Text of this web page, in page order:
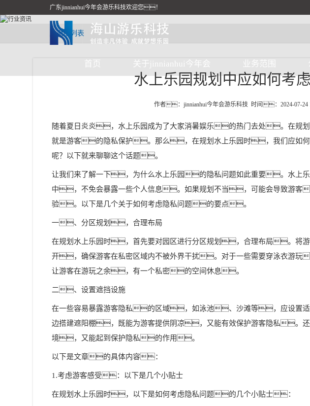
广东jinnianhui今年会游乐科技欢迎您！
首页 关于jinnianhui今年会 业务范围
返回列表
水上乐园规划中应如何考
作者：jinnianhui今年会游乐科技 时间：2024-07-
随着夏日炎炎，水上乐园成为了大家消暑娱乐的热门去处。在规
就是游客的隐私保护。那么，在规划水上乐园时，我们应如何
呢？以下就来聊聊这个话题。
让我们来了解一下，为什么水上乐园的隐私问题如此重要。水上
中，不免会暴露一些个人信息。如果规划不当，可能会导致游
验。以下是几个关于如何考虑隐私问题的要点。
一、分区规划，合理布局
在规划水上乐园时，首先要对园区进行分区规划，合理布局。将
开，确保游客在私密区域内不被外界干扰。对于一些需要穿泳衣游
让游客在游玩之余，有一个私密的空间休息。
二、设置遮挡设施
在一些容易暴露游客隐私的区域，如泳池、沙滩等，应设置
边搭建遮阳棚，既能为游客提供阴凉，又能有效保护游客隐私。
境，又能起到保护隐私的作用。
以下是文章的具体内容：
1.考虑游客感受：以下是几个小贴士
在规划水上乐园时，以下是如何考虑隐私问题的几个小贴士：